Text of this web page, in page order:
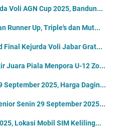
Voli AGN Cup 2025, Bandun...
Runner Up, Triple's dan Mut...
Final Kejurda Voli Jabar Grat...
Juara Piala Menpora U-12 Zo...
September 2025, Harga Dagin...
Senin 29 September 2025...
Lokasi Mobil SIM Keliling...